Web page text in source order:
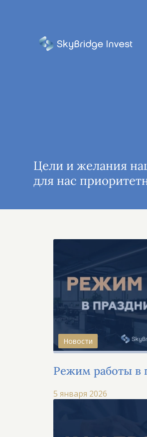
Цели и желания
для нас
Новости
Режим работы в
5 января 2026